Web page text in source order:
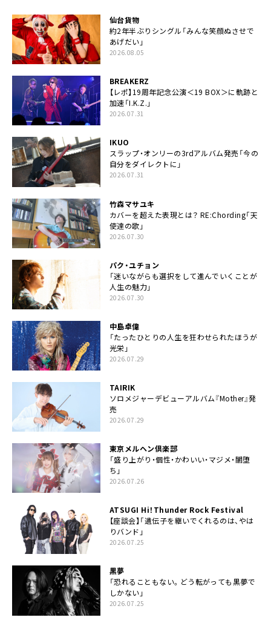
仙台貨物
約2年半ぶりシングル「みんな笑顔ぬさせで
あげだい」
2026.08.05
BREAKERZ
【レポ】19周年記念公演＜19 BOX＞に軌跡と
加速「I.K.Z.」
2026.07.31
IKUO
スラップ・オンリーの3rdアルバム発売「今の
自分をダイレクトに」
2026.07.31
竹森マサユキ
カバーを超えた表現とは？ RE:Chording「天
使達の歌」
2026.07.30
パク・ユチョン
「迷いながらも選択をして進んでいくことが
人生の魅力」
2026.07.30
中島卓偉
「たったひとりの人生を狂わせられたほうが
光栄」
2026.07.29
TAIRIK
ソロメジャーデビューアルバム『Mother』発
売
2026.07.29
東京メルヘン倶楽部
「盛り上がり・個性・かわいい・マジメ・闇堕
ち」
2026.07.26
ATSUGI Hi！Thunder Rock Festival
【座談会】「遺伝子を継いでくれるのは、やは
りバンド」
2026.07.25
黒夢
「恐れることもない。どう転がっても黒夢で
しかない」
2026.07.25